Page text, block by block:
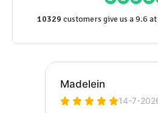
10329 customers give us a 9.6 at